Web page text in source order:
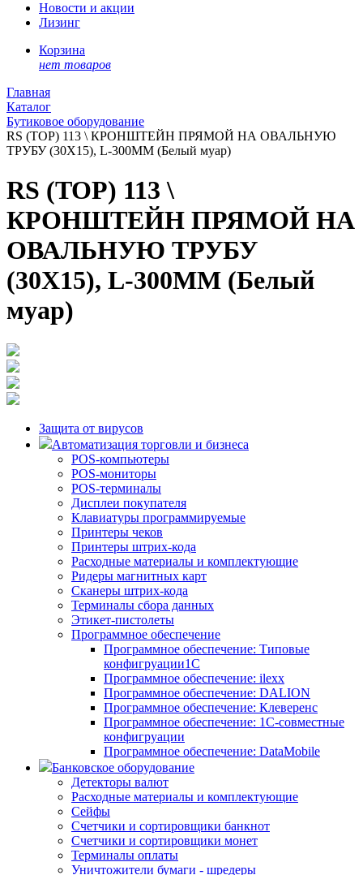
Новости и акции
Лизинг
Корзина
нет товаров
Главная
Каталог
Бутиковое оборудование
RS (TOP) 113 \ КРОНШТЕЙН ПРЯМОЙ НА ОВАЛЬНУЮ
ТРУБУ (30Х15), L-300ММ (Белый муар)
RS (TOP) 113 \
КРОНШТЕЙН ПРЯМОЙ НА
ОВАЛЬНУЮ ТРУБУ
(30Х15), L-300ММ (Белый
муар)
Защита от вирусов
Автоматизация торговли и бизнеса
POS-компьютеры
POS-мониторы
POS-терминалы
Дисплеи покупателя
Клавиатуры программируемые
Принтеры чеков
Принтеры штрих-кода
Расходные материалы и комплектующие
Ридеры магнитных карт
Сканеры штрих-кода
Терминалы сбора данных
Этикет-пистолеты
Программное обеспечение
Программное обеспечение: Типовые
конфигруации1С
Программное обеспечение: ilexx
Программное обеспечение: DALION
Программное обеспечение: Клеверенс
Программное обеспечение: 1С-совместные
конфигруации
Программное обеспечение: DataMobile
Банковское оборудование
Детекторы валют
Расходные материалы и комплектующие
Сейфы
Счетчики и сортировщики банкнот
Счетчики и сортировщики монет
Терминалы оплаты
Уничтожители бумаги - шредеры